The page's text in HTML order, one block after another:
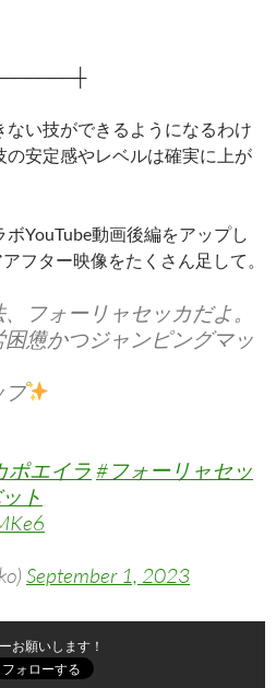
い技ができるようになるわけ
の安定感やレベルは確実に上が
YouTube動画後編をアップし
フター映像をたくさん足して。
フォーリャセッカだよ。
憊かつジャンピングマッ
プ
ポエイラ #フォーリャセッ
ト
September 1, 2023
お願いします！